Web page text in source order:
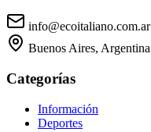
info@ecoitaliano.com.ar
Buenos Aires, Argentina
Categorías
Información
Deportes